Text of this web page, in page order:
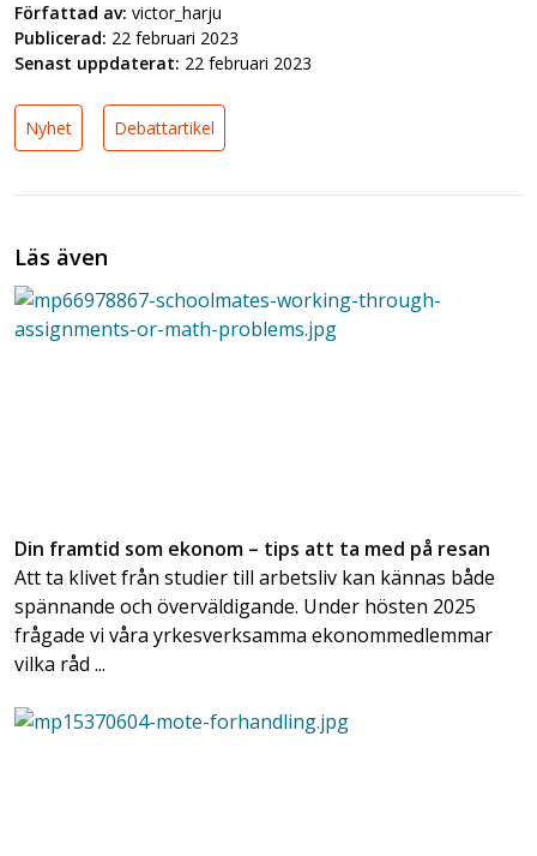
Författad av: victor_harju
Publicerad: 22 februari 2023
Senast uppdaterat: 22 februari 2023
Nyhet Debattartikel
Läs även
Din framtid som ekonom – tips att ta med på resan
Att ta klivet från studier till arbetsliv kan kännas både
spännande och överväldigande. Under hösten 2025
frågade vi våra yrkesverksamma ekonommedlemmar
vilka råd ...